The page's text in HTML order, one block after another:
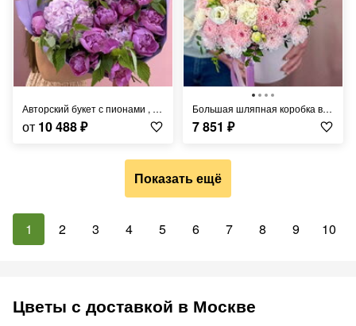
Авторский букет с пионами , гортензией и малиной
от 10 488₽
Большая шляпная коробка в нежных тоная с кустовой хризантемой, диантусами и эустомой
7 851 ₽
Показать ещё
1 2 3 4 5 6 7 8 9 10
Цветы с доставкой в Москве